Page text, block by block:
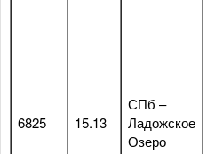
6825 15.13
СПб –
Ладожское
Озеро